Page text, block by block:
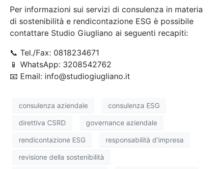
Per informazioni sui servizi di consulenza in materia
di sostenibilità e rendicontazione ESG è possibile
contattare Studio Giugliano ai seguenti recapiti:
📞 Tel./Fax: 0818234671
📱 WhatsApp: 3208542762
📧 Email: info@studiogiugliano.it
consulenza aziendale consulenza ESG
direttiva CSRD governance aziendale
rendicontazione ESG responsabilità d’impresa
revisione della sostenibilità